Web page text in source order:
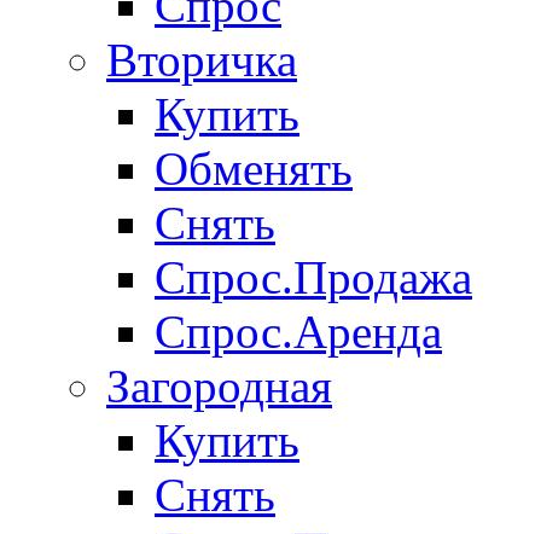
Вторичка
Купить
Обменять
Снять
Спрос.Продажа
Спрос.Аренда
Загородная
Купить
Снять